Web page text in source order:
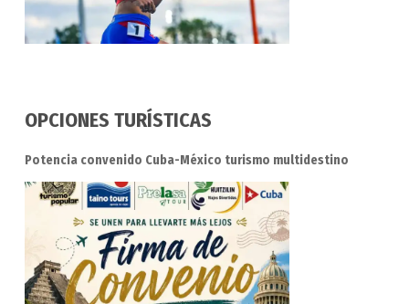
OPCIONES TURÍSTICAS
Potencia convenido Cuba-México turismo multidestino